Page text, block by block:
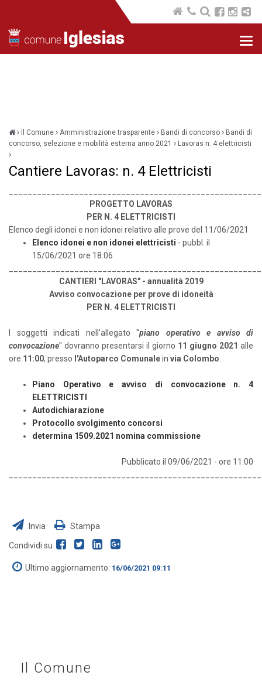
Il Comune Amministrazione trasparente Bandi di concorso
Bandi di
concorso, selezione e mobilità esterna anno 2021
Lavoras n. 4 elettricisti
Cantiere Lavoras: n. 4 Elettricisti
PROGETTO LAVORAS
PER N. 4 ELETTRICISTI
Elenco degli idonei e non idonei relativo alle prove del 11/06/2021
Elenco idonei e non idonei elettricisti - pubbl. il
15/06/2021 ore 18:06
CANTIERI "LAVORAS" - annualità 2019
Avviso convocazione per prove di idoneità
PER N. 4 ELETTRICISTI
I soggetti indicati nell'allegato "piano operativo e avviso di
convocazione" dovranno presentarsi il giorno 11 giugno 2021 alle
ore 11:00, presso l'Autoparco Comunalein via Colombo
Piano Operativo e avviso di convocazione n. 4
ELETTRICISTI
Autodichiarazione
Protocollo svolgimento concorsi
determina 1509.2021 nomina commissione
Pubblicato il 09/06/2021 - ore 11:00
Invia Stampa
Condividi su
Ultimo aggiornamento: 16/06/2021 09:11
Il Comune